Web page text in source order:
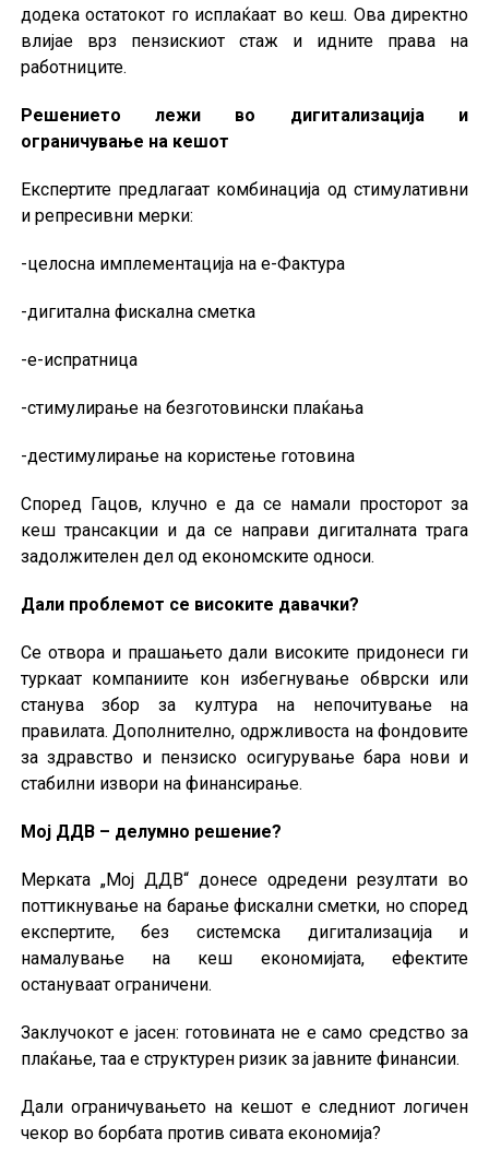
додека остатокот го исплаќаат во кеш. Ова директно
влијае врз пензискиот стаж и идните права на
работниците.
Решението лежи во дигитализација и
ограничување на кешот
Експертите предлагаат комбинација од стимулативни
и репресивни мерки:
-целосна имплементација на е-Фактура
-дигитална фискална сметка
-е-испратница
-стимулирање на безготовински плаќања
-дестимулирање на користење готовина
Според Гацов, клучно е да се намали просторот за
кеш трансакции и да се направи дигиталната трага
задолжителен дел од економските односи.
Дали проблемот се високите давачки?
Се отвора и прашањето дали високите придонеси ги
туркаат компаниите кон избегнување обврски или
станува збор за култура на непочитување на
правилата. Дополнително, одржливоста на фондовите
за здравство и пензиско осигурување бара нови и
стабилни извори на финансирање.
Мој ДДВ – делумно решение?
Мерката „Мој ДДВ“ донесе одредени резултати во
поттикнување на барање фискални сметки, но според
експертите, без системска дигитализација и
намалување на кеш економијата, ефектите
остануваат ограничени.
Заклучокот е јасен: готовината не е само средство за
плаќање, таа е структурен ризик за јавните финансии.
Дали ограничувањето на кешот е следниот логичен
чекор во борбата против сивата економија?